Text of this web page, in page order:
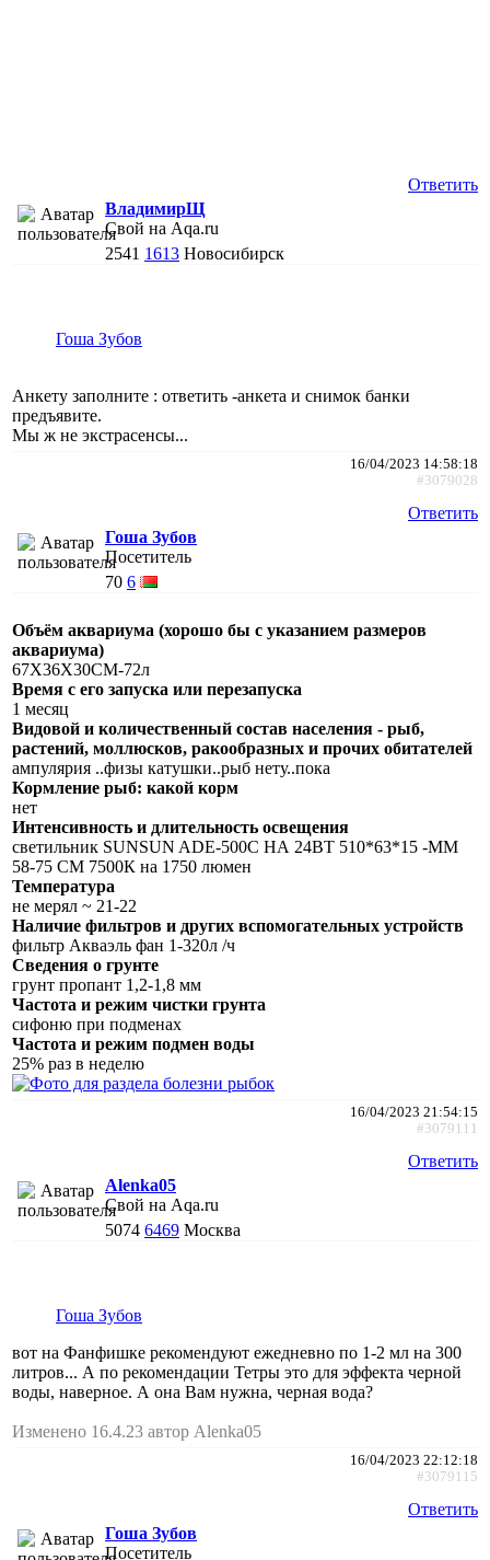
Ответить
ВладимирЩ
Свой на Aqa.ru
2541 1613 Новосибирск
Гоша Зубов
Анкету заполните : ответить -анкета и снимок банки
предъявите.
Мы ж не экстрасенсы...
16/04/2023 14:58:18
#3079028
Ответить
Гоша Зубов
Посетитель
70 6
Объём аквариума (хорошо бы с указанием размеров
аквариума)
67Х36Х30СМ-72л
Время с его запуска или перезапуска
1 месяц
Видовой и количественный состав населения - рыб,
растений, моллюсков, ракообразных и прочих обитателей
ампулярия ..физы катушки..рыб нету..пока
Кормление рыб: какой корм
нет
Интенсивность и длительность освещения
светильник SUNSUN ADE-500C НА 24ВТ 510*63*15 -ММ
58-75 СМ 7500К на 1750 люмен
Температура
не мерял ~ 21-22
Наличие фильтров и других вспомогательных устройств
фильтр Акваэль фан 1-320л /ч
Сведения о грунте
грунт пропант 1,2-1,8 мм
Частота и режим чистки грунта
сифоню при подменах
Частота и режим подмен воды
25% раз в неделю
16/04/2023 21:54:15
#3079111
Ответить
Alenka05
Свой на Aqa.ru
5074 6469 Москва
Гоша Зубов
вот на Фанфишке рекомендуют ежедневно по 1-2 мл на 300
литров... А по рекомендации Тетры это для эффекта черной
воды, наверное. А она Вам нужна, черная вода?
Изменено 16.4.23 автор Alenka05
16/04/2023 22:12:18
#3079115
Ответить
Гоша Зубов
Посетитель